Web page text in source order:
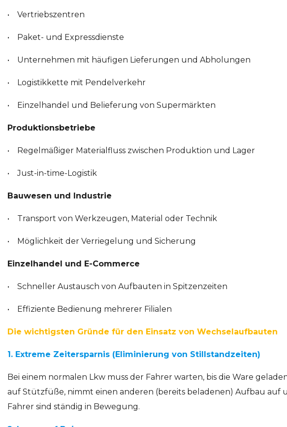
• Vertriebszentren
• Paket- und Expressdienste
• Unternehmen mit häufigen Lieferungen und Abholungen
• Logistikkette mit Pendelverkehr
• Einzelhandel und Belieferung von Supermärkten
Produktionsbetriebe
• Regelmäßiger Materialfluss zwischen Produktion und Lager
• Just-in-time-Logistik
Bauwesen und Industrie
• Transport von Werkzeugen, Material oder Technik
• Möglichkeit der Verriegelung und Sicherung
Einzelhandel und E-Commerce
• Schneller Austausch von Aufbauten in Spitzenzeiten
• Effiziente Bedienung mehrerer Filialen
Die wichtigsten Gründe für den Einsatz von Wechselaufbauten
1. Extreme Zeitersparnis (Eliminierung von Stillstandzeiten)
Bei einem normalen Lkw muss der Fahrer warten, bis die Ware
auf Stützfüße, nimmt einen anderen (bereits beladenen) Aufbau auf
Fahrer sind ständig in Bewegung.